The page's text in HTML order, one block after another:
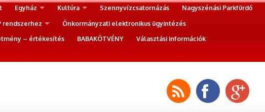
Egyház Kultúra Szennyvízcsatornázás
Nagyszénási Parkfürdő
rendszerhez
Önkormányzati elektronikus ügyintézés
– értékesítés BABAKÖTVÉNY
Választási információk